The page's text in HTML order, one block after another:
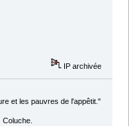
IP archivée
et les pauvres de l'appêtit."